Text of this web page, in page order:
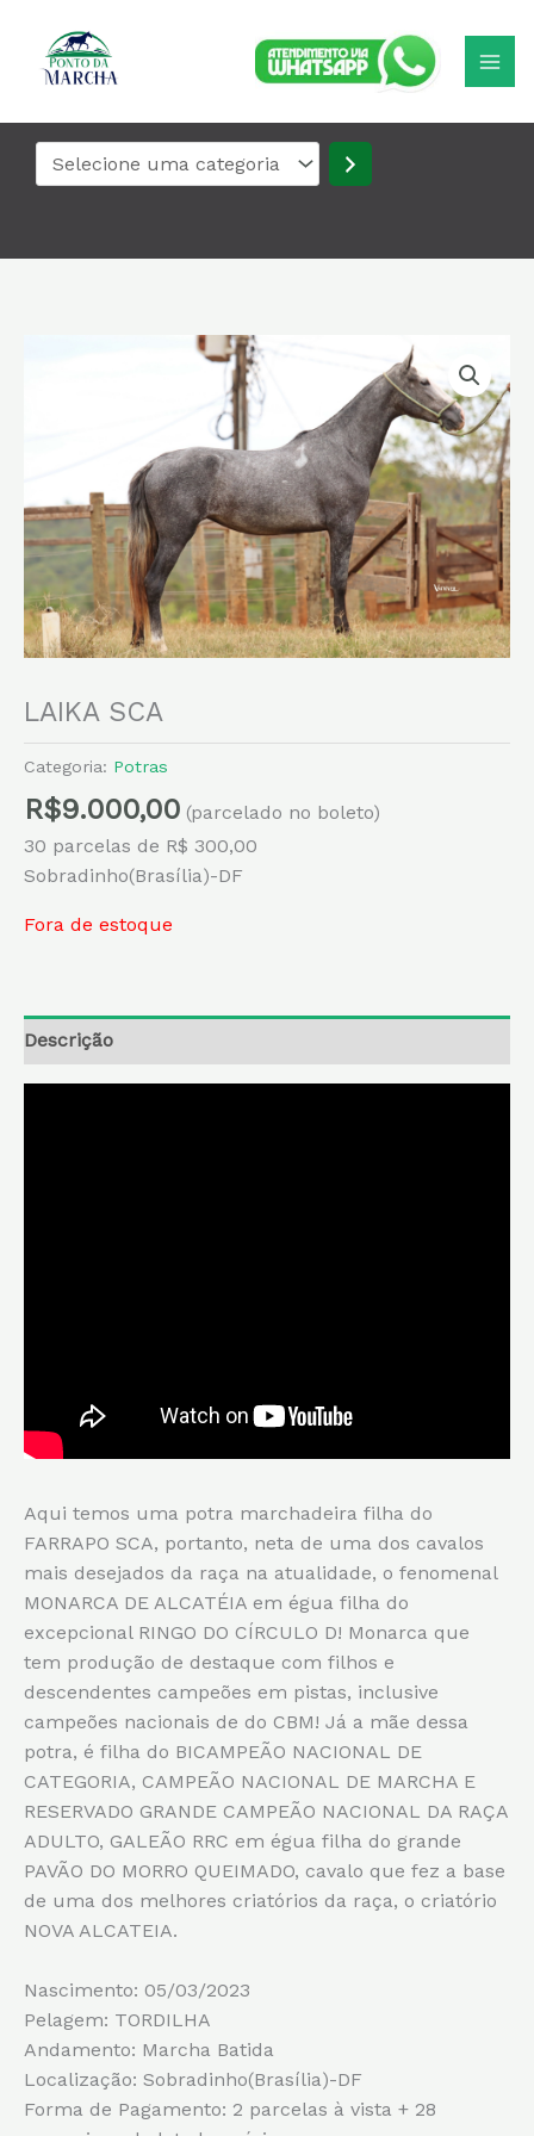
uma
categoria
LAIKA SCA
Categoria: Potras
R$9.000,00 (parcelado no boleto)
30 parcelas de R$ 300,00
Sobradinho(Brasília)-DF
Fora de estoque
Descrição
Aqui temos uma potra marchadeira filha do
FARRAPO SCA, portanto, neta de uma dos cavalos
mais desejados da raça na atualidade, o fenomenal
MONARCA DE ALCATÉIA em égua filha do
excepcional RINGO DO CÍRCULO D! Monarca que
tem produção de destaque com filhos e
descendentes campeões em pistas, inclusive
campeões nacionais de do CBM! Já a mãe dessa
potra, é filha do BICAMPEÃO NACIONAL DE
CATEGORIA, CAMPEÃO NACIONAL DE MARCHA E
RESERVADO GRANDE CAMPEÃO NACIONAL DA RAÇA
ADULTO, GALEÃO RRC em égua filha do grande
PAVÃO DO MORRO QUEIMADO, cavalo que fez a base
de uma dos melhores criatórios da raça, o criatório
NOVA ALCATEIA.
Nascimento: 05/03/2023
Pelagem: TORDILHA
Andamento: Marcha Batida
Localização: Sobradinho(Brasília)-DF
Forma de Pagamento: 2 parcelas à vista + 28